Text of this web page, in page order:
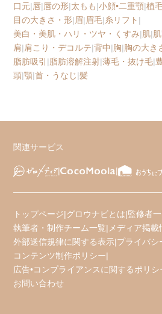
口元|唇|唇の形|太もも|小顔•二重顎|植
目の大きさ・形|眉|眉毛|糸リフト |
美白・美肌・ハリ・ツヤ・くすみ|肌|
肩|肩こり・デコルテ|背中|胸|胸の大き
脂肪吸引 |脂肪溶解注射|薄毛・抜け毛|
頭|顎|首・うなじ|髪
関連サービス
トップページ|グロウナビとは|監修者
執筆者・制作チーム一覧| メディア掲載
外部送信規律に関する表示|プライバシ
コンテンツ制作ポリシー|
広告•コンプライアンスに関するポリシ
お問い合わせ